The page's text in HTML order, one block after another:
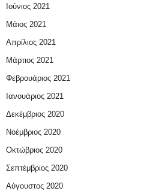
Ιούνιος 2021
Μάιος 2021
Απρίλιος 2021
Μάρτιος 2021
Φεβρουάριος 2021
Ιανουάριος 2021
Δεκέμβριος 2020
Νοέμβριος 2020
Οκτώβριος 2020
Σεπτέμβριος 2020
Αύγουστος 2020